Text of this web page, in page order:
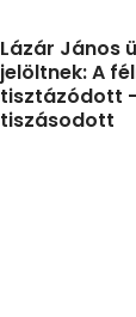
Lázár János
jelöltnek: A
tisztázódott
tiszásodott